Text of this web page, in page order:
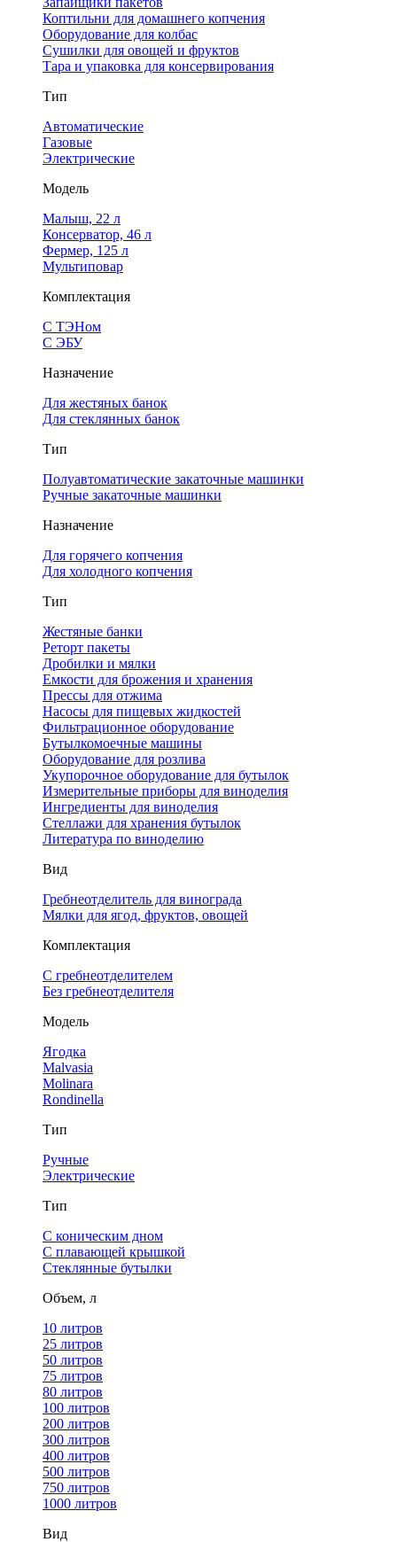
Коптильни для домашнего копчения
Оборудование для колбас
Сушилки для овощей и фруктов
Тара и упаковка для консервирования
Тип
Автоматические
Газовые
Электрические
Модель
Малыш, 22 л
Консерватор, 46 л
Фермер, 125 л
Мультиповар
Комплектация
С ТЭНом
С ЭБУ
Назначение
Для жестяных банок
Для стеклянных банок
Тип
Полуавтоматические закаточные машинки
Ручные закаточные машинки
Назначение
Для горячего копчения
Для холодного копчения
Тип
Жестяные банки
Реторт пакеты
Дробилки и мялки
Емкости для брожения и хранения
Прессы для отжима
Насосы для пищевых жидкостей
Фильтрационное оборудование
Бутылкомоечные машины
Оборудование для розлива
Укупорочное оборудование для бутылок
Измерительные приборы для виноделия
Ингредиенты для виноделия
Стеллажи для хранения бутылок
Литература по виноделию
Вид
Гребнеотделитель для винограда
Мялки для ягод, фруктов, овощей
Комплектация
С гребнеотделителем
Без гребнеотделителя
Модель
Ягодка
Malvasia
Molinara
Rondinella
Тип
Ручные
Электрические
Тип
С коническим дном
С плавающей крышкой
Стеклянные бутылки
Объем, л
10 литров
25 литров
50 литров
75 литров
80 литров
100 литров
200 литров
300 литров
400 литров
500 литров
750 литров
1000 литров
Вид